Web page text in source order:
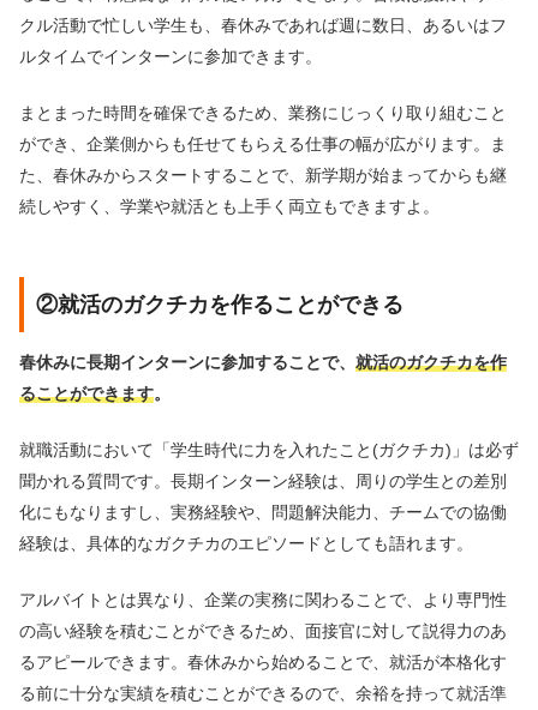
クル活動で忙しい学生も、春休みであれば週に数日、あるいはフ
ルタイムでインターンに参加できます。
まとまった時間を確保できるため、業務にじっくり取り組むこと
ができ、企業側からも任せてもらえる仕事の幅が広がります。ま
た、春休みからスタートすることで、新学期が始まってからも継
続しやすく、学業や就活とも上手く両立もできますよ。
②就活のガクチカを作ることができる
春休みに長期インターンに参加することで、 就活のガクチカを作
ることができます。
就職活動において「学生時代に力を入れたこと(ガクチカ)」は必ず
聞かれる質問です。長期インターン経験は、周りの学生との差別
化にもなりますし、実務経験や、問題解決能力、チームでの協働
経験は、具体的なガクチカのエピソードとしても語れます。
アルバイトとは異なり、企業の実務に関わることで、より専門性
の高い経験を積むことができるため、面接官に対して説得力のあ
るアピールできます。春休みから始めることで、就活が本格化す
る前に十分な実績を積むことができるので、余裕を持って就活準